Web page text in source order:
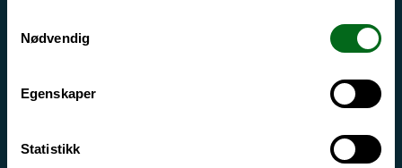
Nødvendig
Egenskaper
Statistikk
Driftsmeldinger
Sikkerhet, beredskap og personvern